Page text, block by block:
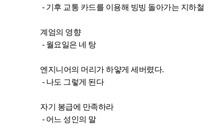
- 기후 교통 카드를 이용해 빙빙 돌아가는 지하철
계엄의 영향
- 월요일은 네 탕
엔지니어의 머리가 하얗게 세버렸다.
- 나도 그렇게 된다
자기 봉급에 만족하라
- 어느 성인의 말